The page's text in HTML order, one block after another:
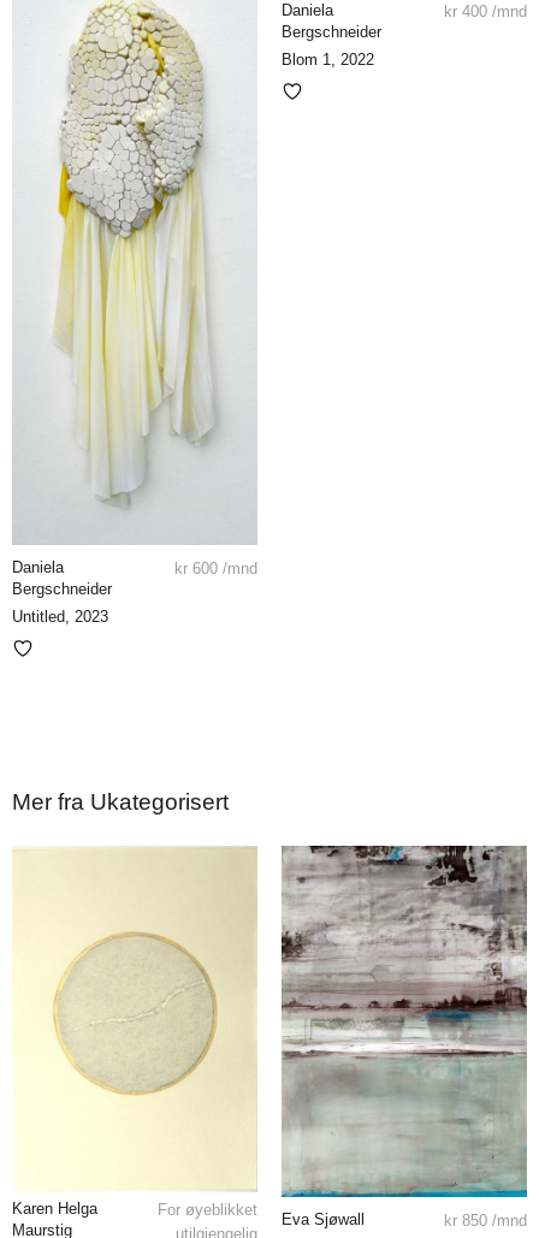
Daniela
Bergschneider
Blom 1, 2022
kr 400 /mnd
Daniela
Bergschneider
Untitled, 2023
kr 600 /mnd
Mer fra Ukategorisert
Karen Helga
Maurstig
For øyeblikket
utilgjengelig
Eva Sjøwall kr 850 /mnd